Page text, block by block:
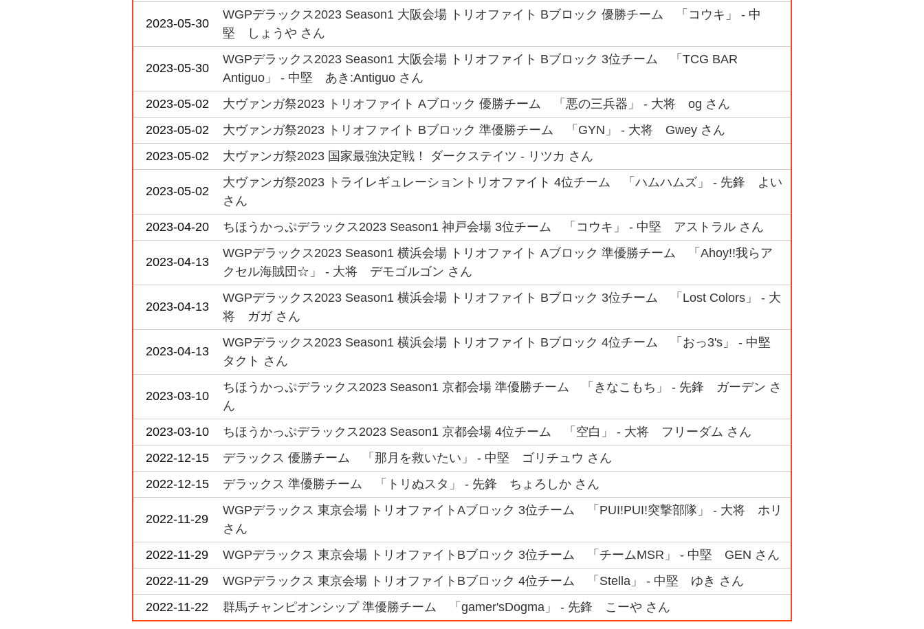
2023-05-30
WGPデラックス2023 Season1 大阪会場 トリオファイト Bブロック 優勝チーム 「コウキ」 - 中
堅 しょうや さん
2023-05-30
WGPデラックス2023 Season1 大阪会場 トリオファイト Bブロック 3位チーム 「TCG BAR
Antiguo」 - 中堅 あき:Antiguo さん
2023-05-02
大ヴァンガ祭2023 トリオファイト Aブロック 優勝チーム 「悪の三兵器」 - 大将 og さん
2023-05-02
大ヴァンガ祭2023 トリオファイト Bブロック 準優勝チーム 「GYN」 - 大将 Gwey さん
2023-05-02
大ヴァンガ祭2023 国家最強決定戦！ ダークステイツ - リツカ さん
2023-05-02
大ヴァンガ祭2023 トライレギュレーショントリオファイト 4位チーム 「ハムハムズ」 - 先鋒 よい
さん
2023-04-20
ちほうかっぷデラックス2023 Season1 神戸会場 3位チーム 「コウキ」 - 中堅 アストラル さん
2023-04-13
WGPデラックス2023 Season1 横浜会場 トリオファイト Aブロック 準優勝チーム 「Ahoy!!我らア
クセル海賊団☆」 - 大将 デモゴルゴン さん
2023-04-13
WGPデラックス2023 Season1 横浜会場 トリオファイト Bブロック 3位チーム 「Lost Colors」 - 大
将 ガガ さん
2023-04-13
WGPデラックス2023 Season1 横浜会場 トリオファイト Bブロック 4位チーム 「おっ3's」 - 中堅
タクト さん
2023-03-10
ちほうかっぷデラックス2023 Season1 京都会場 準優勝チーム 「きなこもち」 - 先鋒 ガーデン さ
ん
2023-03-10
ちほうかっぷデラックス2023 Season1 京都会場 4位チーム 「空白」 - 大将 フリーダム さん
2022-12-15
デラックス 優勝チーム 「那月を救いたい」 - 中堅 ゴリチュウ さん
2022-12-15
デラックス 準優勝チーム 「トリぬスタ」 - 先鋒 ちょろしか さん
2022-11-29
WGPデラックス 東京会場 トリオファイトAブロック 3位チーム 「PUI!PUI!突撃部隊」 - 大将 ホリ
さん
2022-11-29
WGPデラックス 東京会場 トリオファイトBブロック 3位チーム 「チームMSR」 - 中堅 GEN さん
2022-11-29
WGPデラックス 東京会場 トリオファイトBブロック 4位チーム 「Stella」 - 中堅 ゆき さん
2022-11-22
群馬チャンピオンシップ 準優勝チーム 「gamer'sDogma」 - 先鋒 こーや さん